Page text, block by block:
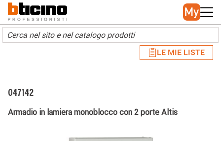
Skip to main content
Main navigation
LE MIE LISTE
047142
Armadio in lamiera monoblocco con 2 porte Altis